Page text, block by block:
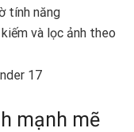
tính năng
và lọc ảnh theo
mạnh mẽ